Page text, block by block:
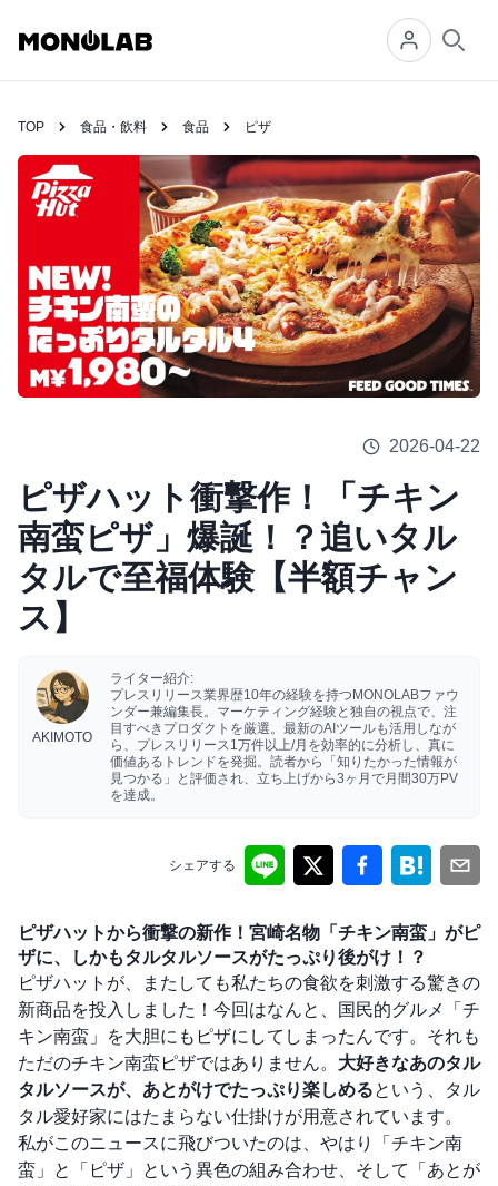
TOP 食品・飲料 食品 ピザ
2026-04-22
ピザハット衝撃作！「チキン
南蛮ピザ」爆誕！？追いタル
タルで至福体験【半額チャン
ス】
AKIMOTO
ライター紹介:
プレスリリース業界歴10年の経験を持つMONOLABファウ
ンダー兼編集長。マーケティング経験と独自の視点で、注
目すべきプロダクトを厳選。最新のAIツールも活用しなが
ら、プレスリリース1万件以上/月を効率的に分析し、真に
価値あるトレンドを発掘。読者から「知りたかった情報が
見つかる」と評価され、立ち上げから3ヶ月で月間30万PV
を達成。
シェアする
ピザハットから衝撃の新作！宮崎名物「チキン南蛮」がピ
ザに、しかもタルタルソースがたっぷり後がけ！？
ピザハットが、またしても私たちの食欲を刺激する驚きの
新商品を投入しました！今回はなんと、国民的グルメ「チ
キン南蛮」を大胆にもピザにしてしまったんです。それも
ただのチキン南蛮ピザではありません。 大好きなあのタル
タルソースが、あとがけでたっぷり楽しめるという、タル
タル愛好家にはたまらない仕掛けが用意されています。
私がこのニュースに飛びついたのは、やはり「チキン南
蛮」と「ピザ」という異色の組み合わせ、そして「あとが